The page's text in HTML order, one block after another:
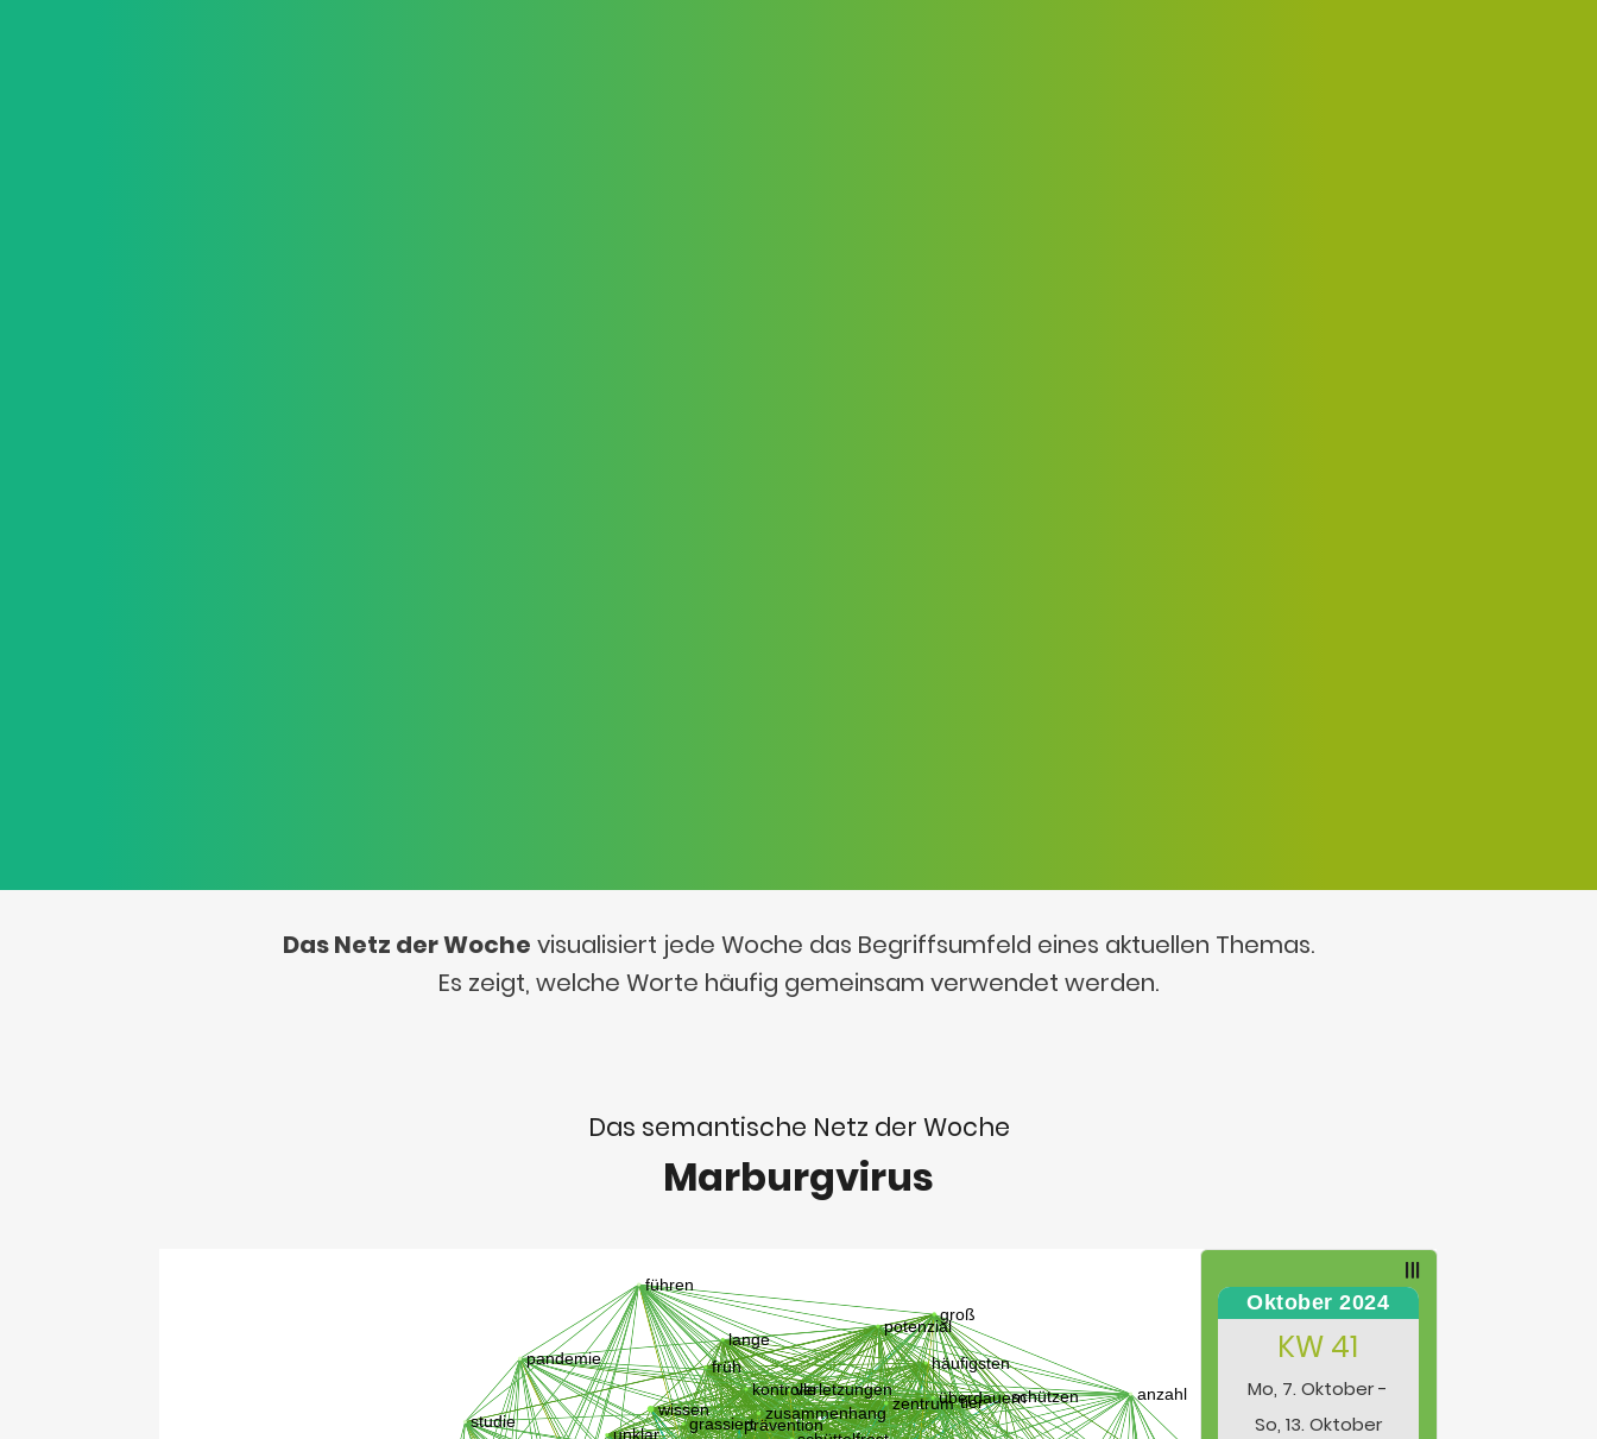
Das Netz der Woche visualisiert jede Woche das Begriffsumfeld eines aktuellen Themas.
Es zeigt, welche Worte häufig gemeinsam verwendet werden.
Das semantische Netz der Woche
Marburgvirus
Oktober 2024
KW 41
Mo, 7. Oktober -
So, 13. Oktober